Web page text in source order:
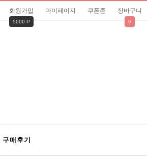
회원가입
5000 P
마이페이지 쿠폰존 장바구니
0
구매후기